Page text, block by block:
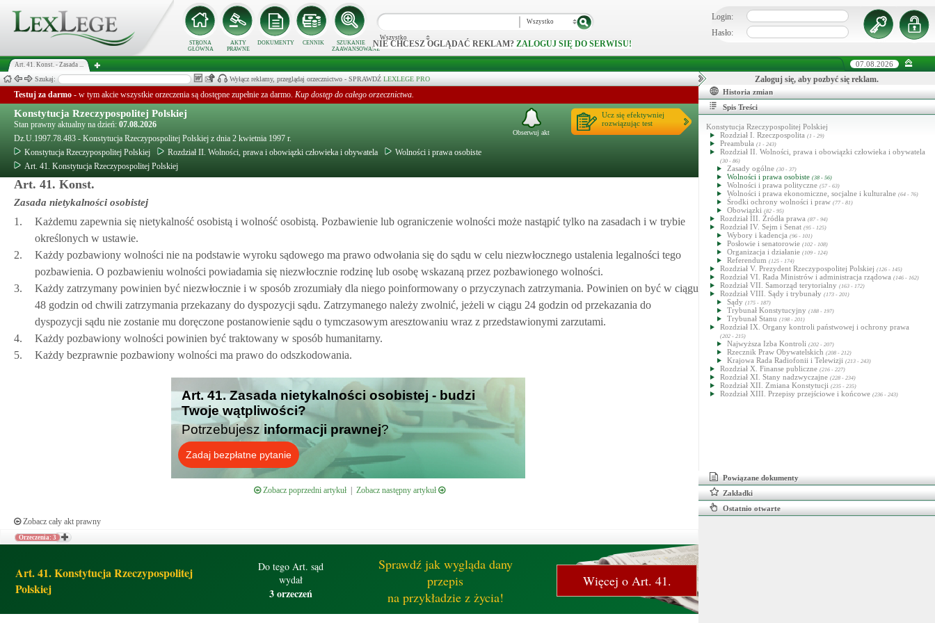
STRONA
GŁÓWNA
AKTY
PRAWNE
DOKUMENTY CENNIK
SZUKANIE
ZAAWANSOWANE
Wszystko
Wszystko
NIE CHCESZ OGLĄDAĆ REKLAM? ZALOGUJ SIĘ DO SERWISU!
Login:
Hasło:
Art. 41. Konst. - Zasada ... 07.08.2026
Szukaj: Wyłącz reklamy, przeglądaj orzecznictwo - SPRAWDŹ LEXLEGE PRO
Testuj za darmo - w tym akcie wszystkie orzeczenia są dostępne zupełnie za darmo. Kup dostęp do całego orzecznictwa.
Konstytucja Rzeczypospolitej Polskiej
Stan prawny aktualny na dzień: 07.08.2026
Dz.U.1997.78.483 - Konstytucja Rzeczypospolitej Polskiej z dnia 2 kwietnia 1997 r.
Konstytucja Rzeczypospolitej Polskiej
Rozdział II. Wolności, prawa i obowiązki człowieka i obywatela
Wolności i prawa osobiste
Art. 41. Konstytucja Rzeczypospolitej Polskiej
Ucz się efektywniej
rozwiązując test
Obserwuj akt
Art. 41. Konst.
Zasada nietykalności osobistej
1.
Każdemu zapewnia się nietykalność osobistą i wolność osobistą. Pozbawienie lub ograniczenie wolności może nastąpić tylko na zasadach i w trybie
określonych w ustawie.
2.
Każdy pozbawiony wolności nie na podstawie wyroku sądowego ma prawo odwołania się do sądu w celu niezwłocznego ustalenia legalności tego
pozbawienia. O pozbawieniu wolności powiadamia się niezwłocznie rodzinę lub osobę wskazaną przez pozbawionego wolności.
3.
Każdy zatrzymany powinien być niezwłocznie i w sposób zrozumiały dla niego poinformowany o przyczynach zatrzymania. Powinien on być w ciągu
48 godzin od chwili zatrzymania przekazany do dyspozycji sądu. Zatrzymanego należy zwolnić, jeżeli w ciągu 24 godzin od przekazania do
dyspozycji sądu nie zostanie mu doręczone postanowienie sądu o tymczasowym aresztowaniu wraz z przedstawionymi zarzutami.
4.
Każdy pozbawiony wolności powinien być traktowany w sposób humanitarny.
5.
Każdy bezprawnie pozbawiony wolności ma prawo do odszkodowania.
Art. 41. Zasada nietykalności osobistej - budzi
Twoje wątpliwości?
Potrzebujesz informacji prawnej?
Zadaj bezpłatne pytanie
Zobacz poprzedni artykuł| Zobacz następny artykuł
Zobacz cały akt prawny
Orzeczenia: 3
Art. 41. Konstytucja Rzeczypospolitej
Polskiej
Do tego Art. sąd
wydał
3 orzeczeń
Sprawdź jak wygląda dany
przepis
na przykładzie z życia!
Więcej o Art. 41.
Zaloguj się, aby pozbyć się reklam.
Historia zmian
Spis Treści
Konstytucja Rzeczypospolitej Polskiej
Rozdział I. Rzeczpospolita (1 - 29)
Preambuła (1 - 243)
Rozdział II. Wolności, prawa i obowiązki człowieka i obywatela
(30 - 86)
Zasady ogólne (30 - 37)
Wolności i prawa osobiste (38 - 56)
Wolności i prawa polityczne (57 - 63)
Wolności i prawa ekonomiczne, socjalne i kulturalne (64 - 76)
Środki ochrony wolności i praw (77 - 81)
Obowiązki (82 - 95)
Rozdział III. Źródła prawa (87 - 94)
Rozdział IV. Sejm i Senat (95 - 125)
Wybory i kadencja (96 - 101)
Posłowie i senatorowie (102 - 108)
Organizacja i działanie (109 - 124)
Referendum (125 - 174)
Rozdział V. Prezydent Rzeczypospolitej Polskiej (126 - 145)
Rozdział VI. Rada Ministrów i administracja rządowa (146 - 162)
Rozdział VII. Samorząd terytorialny (163 - 172)
Rozdział VIII. Sądy i trybunały (173 - 201)
Sądy (175 - 187)
Trybunał Konstytucyjny (188 - 197)
Trybunał Stanu (198 - 201)
Rozdział IX. Organy kontroli państwowej i ochrony prawa
(202 - 215)
Najwyższa Izba Kontroli (202 - 207)
Rzecznik Praw Obywatelskich (208 - 212)
Krajowa Rada Radiofonii i Telewizji (213 - 243)
Rozdział X. Finanse publiczne (216 - 227)
Rozdział XI. Stany nadzwyczajne (228 - 234)
Rozdział XII. Zmiana Konstytucji (235 - 235)
Rozdział XIII. Przepisy przejściowe i końcowe (236 - 243)
Powiązane dokumenty
Zakładki
Ostatnio otwarte